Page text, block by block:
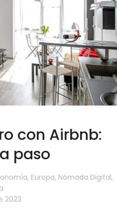
con Airbnb:
paso
, Europa, Nómada Digital,
2023